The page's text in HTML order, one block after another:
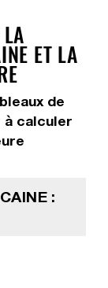
ET LA
de
à calculer
: